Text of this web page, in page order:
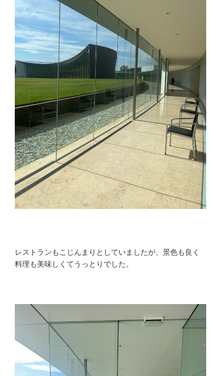
レストランもこじんまりとしていましたが、景色も良く
料理も美味しくてうっとりでした。